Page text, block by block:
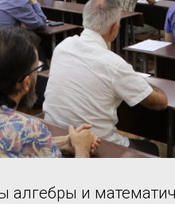
алгебры и